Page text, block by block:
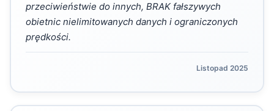
przeciwieństwie do innych, BRAK fałszywych
obietnic nielimitowanych danych i ograniczonych
prędkości.
Listopad 2025